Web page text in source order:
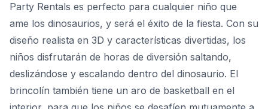
Party Rentals es perfecto para cualquier niño que
ame los dinosaurios, y será el éxito de la fiesta. Con su
diseño realista en 3D y características divertidas, los
niños disfrutarán de horas de diversión saltando,
deslizándose y escalando dentro del dinosaurio. El
brincolín también tiene un aro de basketball en el